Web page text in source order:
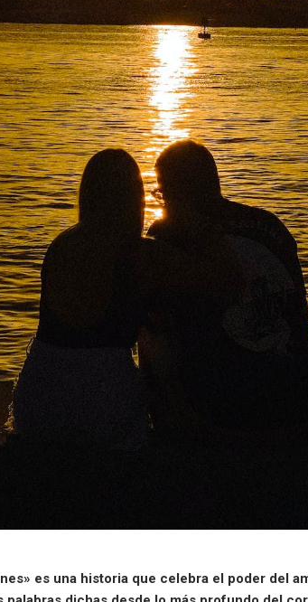
es una historia que celebra el poder del